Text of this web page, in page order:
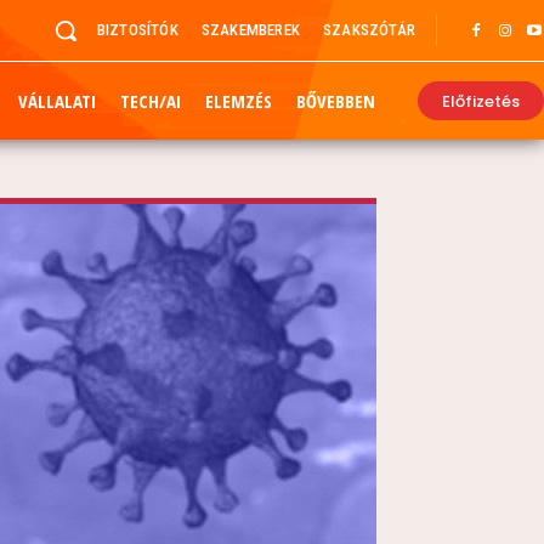
BIZTOSÍTÓK SZAKEMBEREK SZAKSZÓTÁR
VÁLLALATI TECH/AI ELEMZÉS BŐVEBBEN Előfizetés